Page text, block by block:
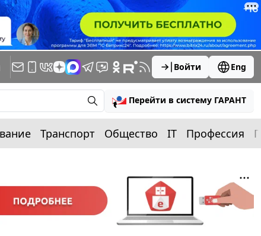
Войти Eng
Перейти в систему ГАРАНТ
Транспорт Общество IT Профессия